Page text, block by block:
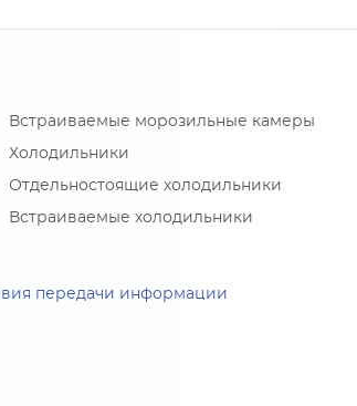
Встраиваемые морозильные камеры
Холодильники
Отдельностоящие холодильники
Встраиваемые холодильники
передачи информации